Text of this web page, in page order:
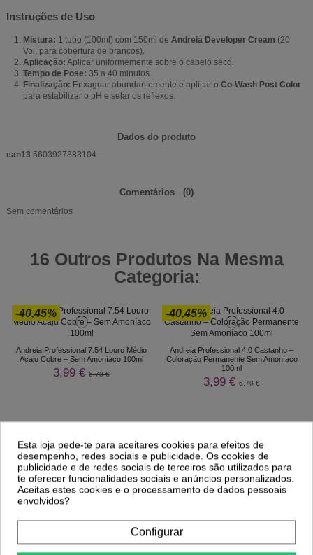
Instruções de Uso
Mistura: 1 tubo (100ml) com 150ml de Andreia Developer Cream (20
Vol. para cobertura de brancos).
Aplicação: Aplicar uniformemente sobre o cabelo seco.
Tempo de Pose: 35 a 40 minutos.
Finalização: Enxaguar abundantemente e aplicar o Co-Wash Post Color
para estabilizar o pH e selar os reflexos.
Dados do produto
ean13 5603927883104
Comentários (0)
Sem comentários
16 Outros Produtos Na Mesma
Categoria:
-40,45%
Andreia Professional 7.54 Louro Médio
Acaju Cobre – Sem Amoníaco 100ml
3,99 € 6,70 €
-40,45%
Andreia Professional 4.0 Castanho –
Coloração Permanente Sem Amoníaco
100ml
3,99 € 6,70 €
Esta loja pede-te para aceitares cookies para efeitos de
desempenho, redes sociais e publicidade. Os cookies de
publicidade e de redes sociais de terceiros são utilizados para
te oferecer funcionalidades sociais e anúncios personalizados.
Aceitas estes cookies e o processamento de dados pessoais
envolvidos?
Configurar